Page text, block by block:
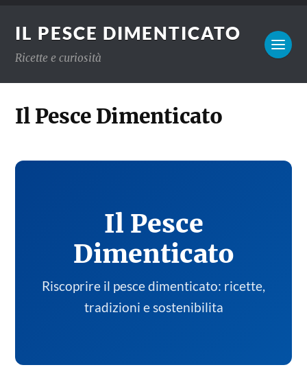
IL PESCE DIMENTICATO
Ricette e curiosità
Il Pesce Dimenticato
Il Pesce
Dimenticato
Riscoprire il pesce dimenticato: ricette,
tradizioni e sostenibilita